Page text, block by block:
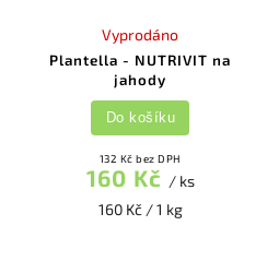
Plantella - NUTRIVIT na
jahody
Vyprodáno
132 Kč bez DPH
160 Kč / ks
160 Kč / 1 kg
Do košíku